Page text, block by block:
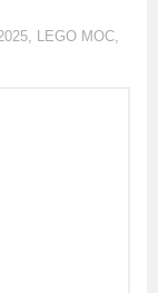
, LEGO MOC,